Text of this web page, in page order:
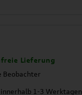
Lieferung
Beobachter
1-3 Werktagen